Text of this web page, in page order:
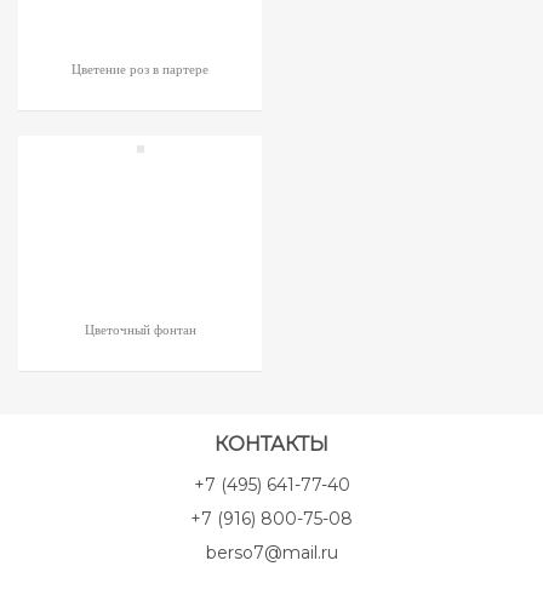
Цветение роз в партере
Цветочный фонтан
КОНТАКТЫ
+7 (495) 641-77-40
+7 (916) 800-75-08
berso7@mail.ru